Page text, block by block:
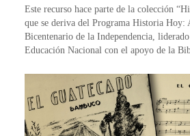
Este recurso hace parte de la colección
que se deriva del Programa Historia Hoy:
Bicentenario de la Independencia,
Educación Nacional con el apoyo de la